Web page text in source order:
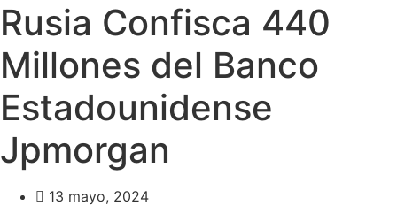
Rusia Confisca 440
Millones del Banco
Estadounidense
Jpmorgan
13 mayo, 2024